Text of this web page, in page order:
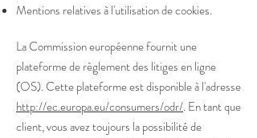
Mentions relatives à l'utilisation de cookies.
La Commission européenne fournit une
plateforme de règlement des litiges en ligne
(OS). Cette plateforme est disponible à l'adresse
http://ec.europa.eu/consumers/odr/. En tant que
client, vous avez toujours la possibilité de